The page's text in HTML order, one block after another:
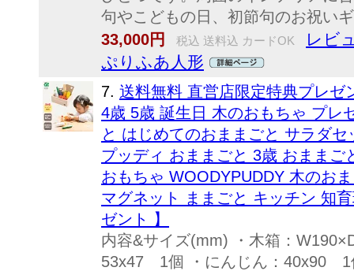
句やこどもの日、初節句のお祝い
33,000円
税込 送料込 カードOK
レビ
ぷりふあ人形
7. 送料無料 直営店限定特典プレ
4歳 5歳 誕生日 木のおもちゃ プレ
と はじめてのおままごと サラダ
プッディ おままごと 3歳 おまま
おもちゃ WOODYPUDDY 木のお
マグネット ままごと キッチン 知
ゼント 】
内容&サイズ(mm) ・木箱：
53x47 1個 ・にんじん：40x90